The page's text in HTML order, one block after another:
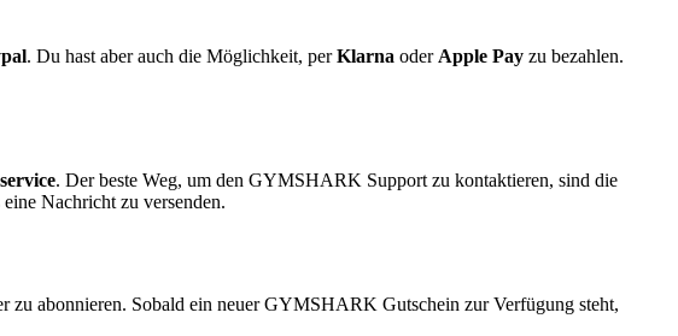
. Du hast aber auch die Möglichkeit, perKlarna oder Apple Pay zu bezahlen.
. Der beste Weg, um den GYMSHARK Support zu kontaktieren, sind die
Nachricht zu versenden.
zu abonnieren. Sobald ein neuer GYMSHARK Gutschein zur Verfügung steht,